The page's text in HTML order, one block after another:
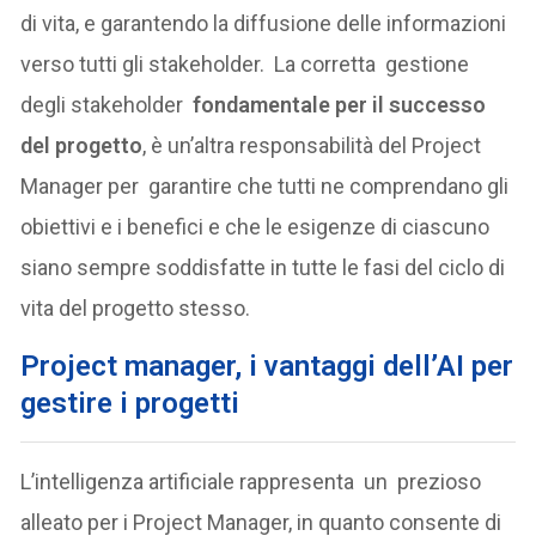
di vita, e garantendo la diffusione delle informazioni
verso tutti gli stakeholder. La corretta gestione
degli stakeholderfondamentale per il successo
del progetto, è un’altra responsabilità del Project
Manager per garantire che tutti ne comprendano gli
obiettivi e i benefici e che le esigenze di ciascuno
siano sempre soddisfatte in tutte le fasi del ciclo di
vita del progetto stesso.
Project manager, i vantaggi dell’AI per
gestire i progetti
L’intelligenza artificiale rappresenta un prezioso
alleato per i Project Manager, in quanto consente di